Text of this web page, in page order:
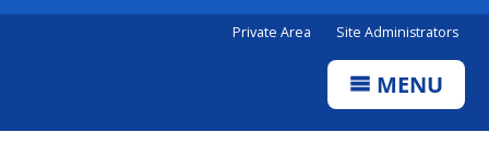
Private Area Site Administrators
MENU